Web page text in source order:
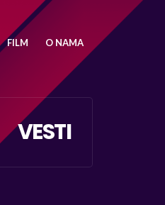
FILM O NAMA
VESTI